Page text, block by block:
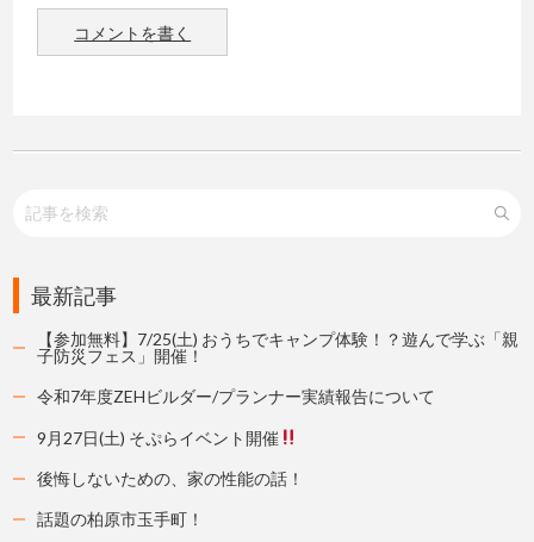
コメントを書く
最新記事
【参加無料】7/25(土) おうちでキャンプ体験！？遊んで学ぶ「親
子防災フェス」開催！
令和7年度ZEHビルダー/プランナー実績報告について
9月27日(土) そぷらイベント開催
後悔しないための、家の性能の話！
話題の柏原市玉手町！